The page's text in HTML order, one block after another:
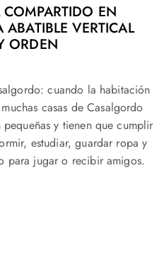
EN
VERTICAL
ORDEN
cuando la habitación
casas de Casalgordo
y tienen que cumplir
estudiar, guardar ropa y
para jugar o recibir amigos.